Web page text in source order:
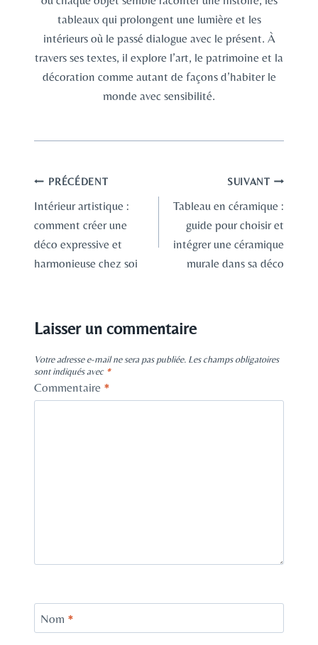
tableaux qui prolongent une lumière et les
intérieurs où le passé dialogue avec le présent. À
travers ses textes, il explore l’art, le patrimoine et la
décoration comme autant de façons d’habiter le
monde avec sensibilité.
Navigation
de
l’article
PRÉCÉDENT
Intérieur artistique :
comment créer une
déco expressive et
harmonieuse chez soi
SUIVANT
Tableau en céramique :
guide pour choisir et
intégrer une céramique
murale dans sa déco
Laisser un commentaire
Votre adresse e-mail ne sera pas publiée. Les champs obligatoires
sont indiqués avec *
Commentaire *
Nom *